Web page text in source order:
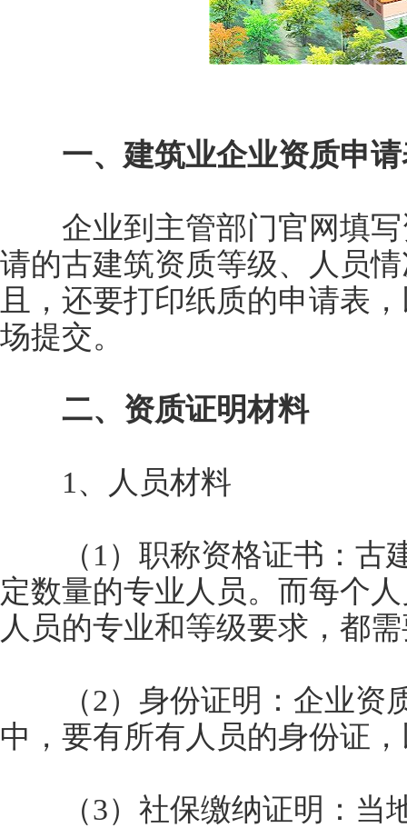
一、建筑业企业资质申请
企业到主管部门官网填写
请的古建筑资质等级、人员
且，还要打印纸质的申请表
场提交。
二、资质证明材料
1、人员材料
（1）职称资格证书：古
定数量的专业人员。而每个
人员的专业和等级要求，都
（2）身份证明：企业资
中，要有所有人员的身份证
（3）社保缴纳证明：当